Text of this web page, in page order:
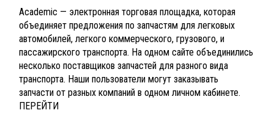
Academic — электронная торговая площадка, которая
объединяет предложения по запчастям для легковых
автомобилей, легкого коммерческого, грузового, и
пассажирского транспорта. На одном сайте объединились
несколько поставщиков запчастей для разного вида
транспорта. Наши пользователи могут заказывать
запчасти от разных компаний в одном личном кабинете.
ПЕРЕЙТИ